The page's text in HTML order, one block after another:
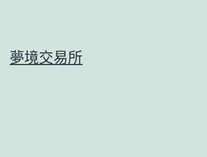
夢境交易所